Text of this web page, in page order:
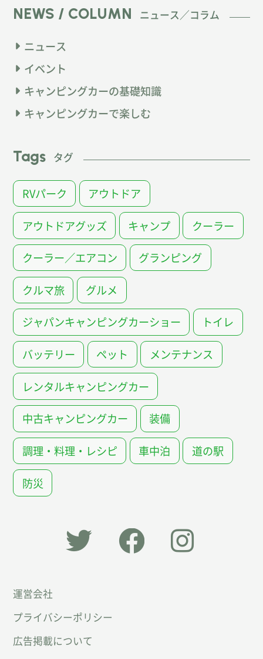
NEWS / COLUMN ニュース／コラム
ニュース
イベント
キャンピングカーの基礎知識
キャンピングカーで楽しむ
Tags タグ
RVパーク アウトドア
アウトドアグッズ キャンプ クーラー
クーラー／エアコン グランピング
クルマ旅 グルメ
ジャパンキャンピングカーショー トイレ
バッテリー ペット メンテナンス
レンタルキャンピングカー
中古キャンピングカー 装備
調理・料理・レシピ 車中泊 道の駅
防災
ン
パー」
運営会社
プライバシーポリシー
広告掲載について